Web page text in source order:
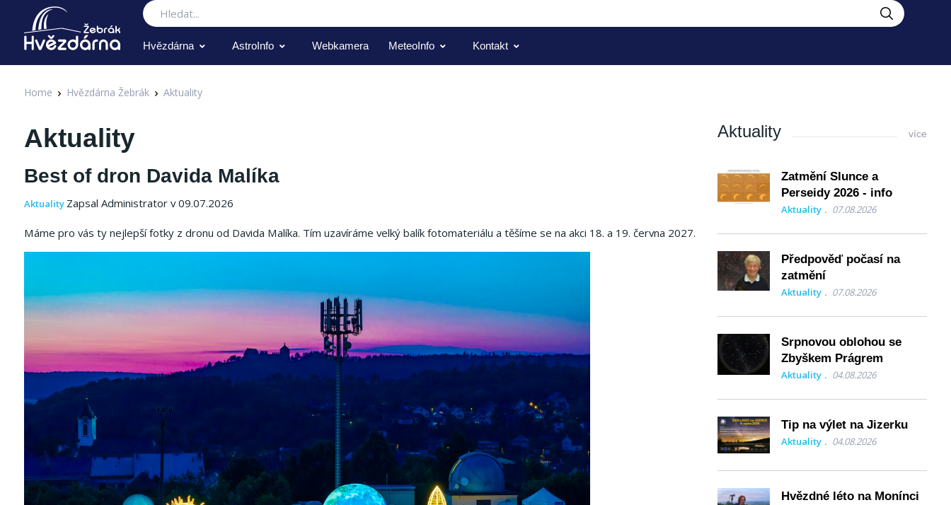
Hledat
Hvězdárna AstroInfo Webkamera MeteoInfo Kontakt
Home Hvězdárna Žebrák Aktuality
Aktuality
Best of dron Davida Malíka
Aktuality Zapsal Administrator v 09.07.2026
Máme pro vás ty nejlepší fotky z dronu od Davida Malíka. Tím uzavíráme velký balík fotomateriálu a těšíme se na akci 18. a 19. června 2027.
Aktuality více
Zatmění Slunce a
Perseidy 2026 - info
Aktuality 07.08.2026
Předpověď počasí na
zatmění
Aktuality 07.08.2026
Srpnovou oblohou se
Zbyškem Prágrem
Aktuality 04.08.2026
Tip na výlet na Jizerku
Aktuality 04.08.2026
Hvězdné léto na Monínci